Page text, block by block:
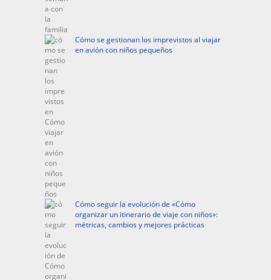
Cómo se gestionan los imprevistos al viajar
en avión con niños pequeños
Cómo seguir la evolución de «Cómo
organizar un itinerario de viaje con niños»:
métricas, cambios y mejores prácticas